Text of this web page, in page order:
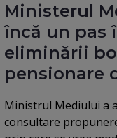
Ministerul
încă un pas
eliminării
pensionare
Ministrul Mediului a
consultare